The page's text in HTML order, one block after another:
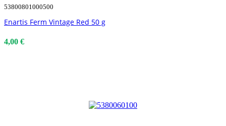
53800801000500
Enartis Ferm Vintage Red 50 g
4,00 €